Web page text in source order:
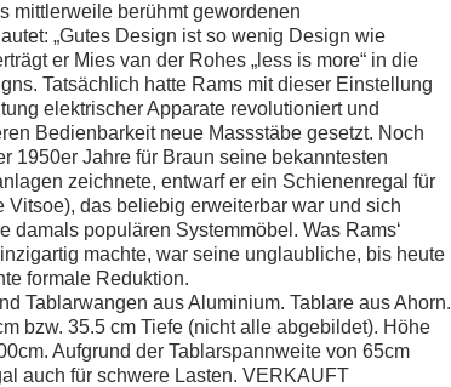
mittlerweile berühmt gewordenen
„Gutes Design ist so wenig Design wie
er Mies van der Rohes„less is more“ in die
Tatsächlich hatte Rams mit dieser Einstellung
elektrischer Apparate revolutioniert und
Bedienbarkeit neue Massstäbe gesetzt. Noch
1950er Jahre für Braun seine bekanntesten
zeichnete, entwarf er ein Schienenregal für
Vitsoe), das beliebig erweiterbar war und sich
damals populären Systemmöbel. Was Rams‘
machte, war seine unglaubliche, bis heute
formale Reduktion.
Tablarwangen aus Aluminium. Tablare aus Ahorn.
bzw. 35.5 cm Tiefe (nicht alle abgebildet). Höhe
Aufgrund der Tablarspannweite von 65cm
auch für schwere Lasten. VERKAUFT